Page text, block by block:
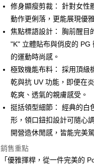
悠遊付
大哥付你分期
相關說明
【大哥付你分期使用說明】
2.付款方式選擇「大哥付你分期
流程，驗證手機門號後，選擇
完成交易。
3.實際核准額度、可分期數及費
4.訂單成立30分鐘內，如未前往
消。如遇「轉專審核」未通過
無法說明評估內容。
【繳款方式說明】
1.分期款項不併入電信帳單，「
醒簡訊。
2.透過簡訊連結打開帳單後，可
AFTEE先享後付
相關說明
【關於「AFTEE先享後付」】
AFTEE先享後付是「在收到商品
便利好安心！
１．簡單：不需註冊會員、不需
２．便利：只要手機號碼，簡訊
３．安心：先確認商品／服務後
【「AFTEE先享後付」結帳流程】
１．於結帳方式選擇「AFTEE先
ATM付款
運送方式
全家取貨付款
免運費
修身顯瘦剪裁： 針對女性
動作更俐落，更能展現優
焦點標語設計： 胸前醒目
"K" 立體貼布與俏皮的 PG
的運動時尚感。
極致機能布料： 採用頂級
乾與抗 UV 功能，即便在
乾爽、透氣的親膚感受。
挺括領型細節： 經典的白
形，領口鈕扣設計可隨心
開營造休閒感，皆能完美
銷售重點
「優雅揮桿，從一件完美的